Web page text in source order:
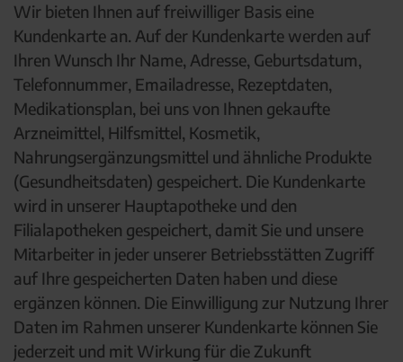
Wir bieten Ihnen auf freiwilliger Basis eine
Kundenkarte an. Auf der Kundenkarte werden auf
Ihren Wunsch Ihr Name, Adresse, Geburtsdatum,
Telefonnummer, Emailadresse, Rezeptdaten,
Medikationsplan, bei uns von Ihnen gekaufte
Arzneimittel, Hilfsmittel, Kosmetik,
Nahrungsergänzungsmittel und ähnliche Produkte
(Gesundheitsdaten) gespeichert. Die Kundenkarte
wird in unserer Hauptapotheke und den
Filialapotheken gespeichert, damit Sie und unsere
Mitarbeiter in jeder unserer Betriebsstätten Zugriff
auf Ihre gespeicherten Daten haben und diese
ergänzen können. Die Einwilligung zur Nutzung Ihrer
Daten im Rahmen unserer Kundenkarte können Sie
jederzeit und mit Wirkung für die Zukunft